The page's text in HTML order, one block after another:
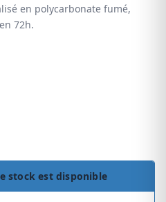
en polycarbonate fumé,
72h.
stock est disponible